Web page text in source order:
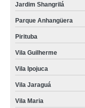
Jardim Shangrilá
Parque Anhangüera
Pirituba
Vila Guilherme
Vila Ipojuca
Vila Jaraguá
Vila Maria